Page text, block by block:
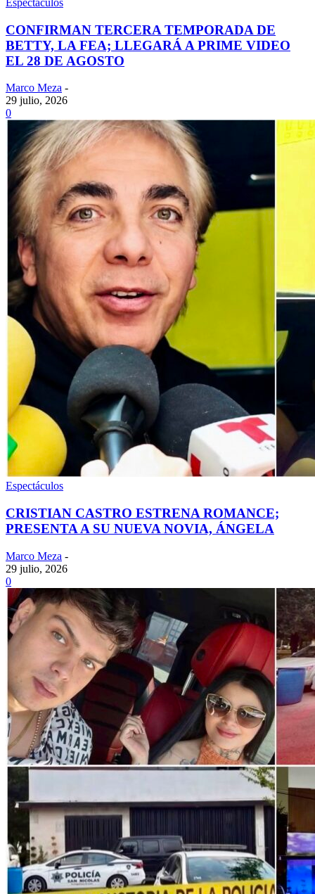
CONFIRMAN TERCERA TEMPORADA DE
BETTY, LA FEA; LLEGARÁ A PRIME VIDEO
EL 28 DE AGOSTO
Marco Meza -
29 julio, 2026
0
Espectáculos
CRISTIAN CASTRO ESTRENA ROMANCE;
PRESENTA A SU NUEVA NOVIA, ÁNGELA
Marco Meza -
29 julio, 2026
0